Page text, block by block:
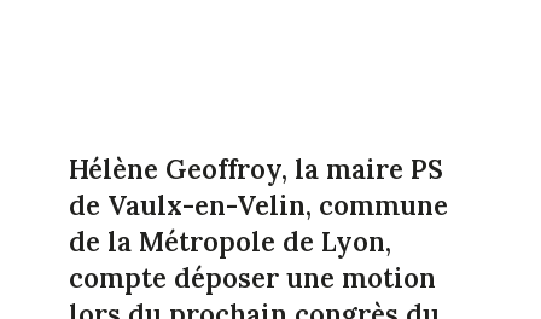
Hélène Geoffroy, la maire PS
de Vaulx-en-Velin, commune
de la Métropole de Lyon,
compte déposer une motion